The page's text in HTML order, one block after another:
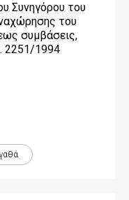
Συνηγόρου του
του
συμβάσεις,
2251/1994